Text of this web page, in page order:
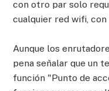
con otro par solo
cualquier red wifi,
Aunque los
pena señalar que un
función "Punto de